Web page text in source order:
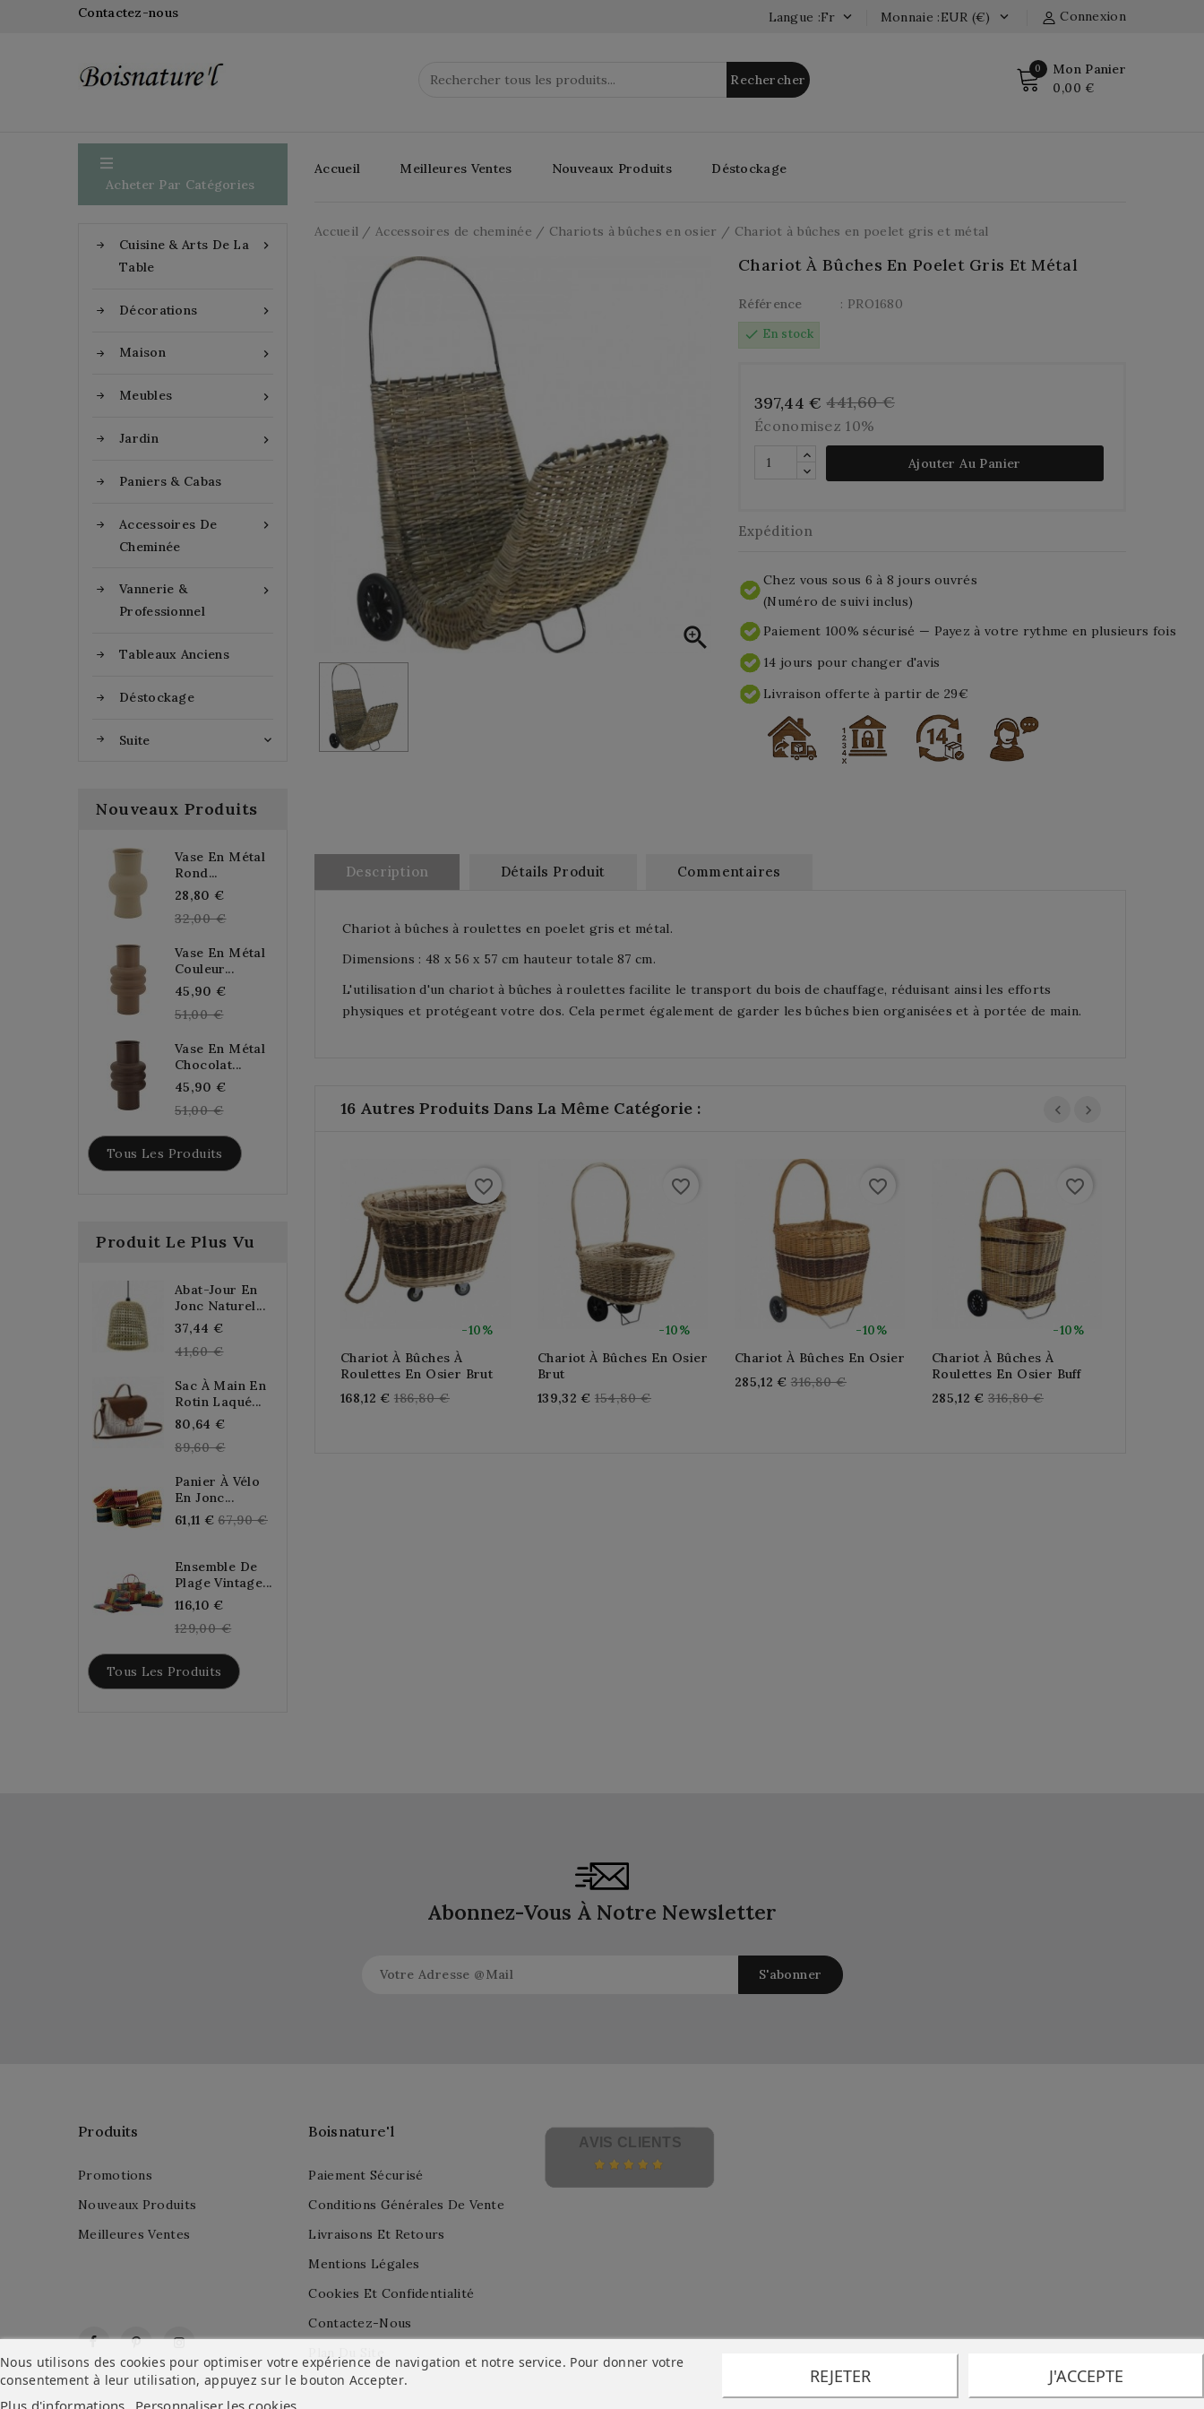
Contactez-nous Connexion
Monnaie :EUR (€) 
Langue :fr 
Rechercher
0 Mon Panier
0,00 €

Acheter Par Catégories

Cuisine & Arts De La
Table

Décorations

Maison

Meubles

Jardin
Paniers & Cabas

Accessoires De
Cheminée

Vannerie &
Professionnel
Tableaux Anciens
Déstockage
Suite 
Nouveaux Produits
Vase En Métal
Rond...
28,80 €
price
32,00 €
Vase En Métal
Couleur...
45,90 €
51,00 €
Vase En Métal
Chocolat...
45,90 €
51,00 €
Tous Les Produits
Produit Le Plus Vu
Abat-Jour En
Jonc Naturel...
37,44 €
price
41,60 €
Sac À Main En
Rotin Laqué...
80,64 €
price
89,60 €
Panier À Vélo
En Jonc...
61,11 € Regular
67,90 €
Ensemble De
Plage Vintage...
116,10 €
price
129,00 €
Tous Les Produits
Accueil Meilleures Ventes Nouveaux Produits Déstockage
Accueil Accessoires de cheminée Chariots à bûches en osier Chariot à bûches en poelet gris et métal

Chariot À Bûches En Poelet Gris Et Métal
Référence
: PRO1680
check En stock
397,44 € 441,60 €
Économisez 10%
Ajouter Au Panier
Expédition
Chez vous sous 6 à 8 jours ouvrés
(Numéro de suivi inclus)
Paiement 100% sécurisé — Payez à votre rythme en plusieurs fois
14 jours pour changer d'avis
Livraison offerte à partir de 29€
Description Détails Produit Commentaires
Chariot à bûches à roulettes en poelet gris et métal.
Dimensions : 48 x 56 x 57 cm hauteur totale 87 cm.
L'utilisation d'un chariot à bûches à roulettes facilite le transport du bois de chauffage, réduisant ainsi les efforts
physiques et protégeant votre dos. Cela permet également de garder les bûches bien organisées et à portée de main.
16 Autres Produits Dans La Même Catégorie :
-10%
favorite_border
Chariot À Bûches À
Roulettes En Osier Brut
168,12 € Regular
186,80 €
-10%
favorite_border
Chariot À Bûches En Osier
Brut
139,32 € Regular
154,80 €
-10%
favorite_border
Chariot À Bûches En Osier
285,12 € Regular
316,80 €
-10%
favorite_border
Chariot À Bûches À
Roulettes En Osier Buff
285,12 € Regular
316,80 €
Abonnez-Vous À Notre Newsletter
FacebookPinterestInstagram
Produits
Promotions
Nouveaux Produits
Meilleures Ventes
Boisnature'l
Paiement Sécurisé
Conditions Générales De Vente
Livraisons Et Retours
Mentions Légales
Cookies Et Confidentialité
Contactez-Nous
Nous utilisons des cookies pour optimiser votre expérience de navigation et notre service. Pour donner votre
consentement à leur utilisation, appuyez sur le bouton Accepter.
Plus d'informations Personnaliser les cookies
REJETER J'ACCEPTE
AVIS CLIENTS